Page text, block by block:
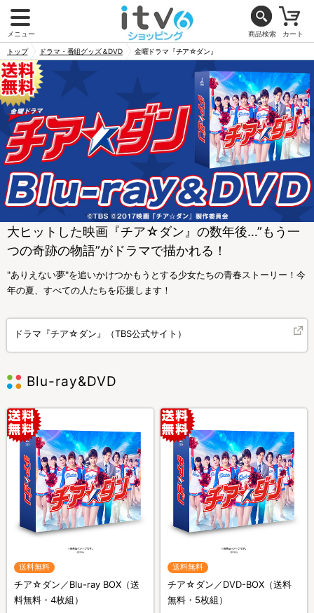
メニュー 商品検索 カート
トップ ドラマ・番組グッズ＆DVD 金曜ドラマ『チア☆ダン』
大ヒットした映画『チア☆ダン』の数年後…”もう一
つの奇跡の物語”がドラマで描かれる！
"ありえない夢"を追いかけつかもうとする少女たちの青春ストーリー！今
年の夏、すべての人たちを応援します！
ドラマ『チア☆ダン』（TBS公式サイト）
Blu-ray&DVD
送料無料
チア☆ダン／Blu-ray BOX（送
料無料・4枚組）
送料無料
チア☆ダン／DVD-BOX（送料
無料・5枚組）